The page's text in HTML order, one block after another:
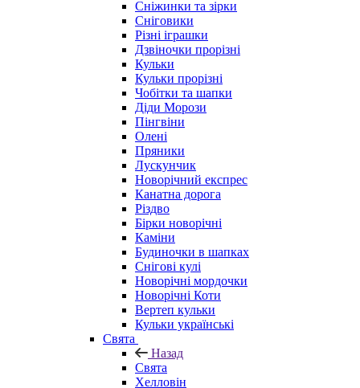
Сніжинки та зірки
Сніговики
Різні іграшки
Дзвіночки прорізні
Кульки
Кульки прорізні
Чобітки та шапки
Діди Морози
Пінгвіни
Олені
Пряники
Лускунчик
Новорічний експрес
Канатна дорога
Різдво
Бірки новорічні
Каміни
Будиночки в шапках
Снігові кулі
Новорічні мордочки
Новорічні Коти
Вертеп кульки
Кульки українські
Свята
Назад
Свята
Хелловін